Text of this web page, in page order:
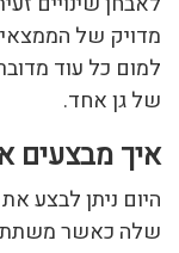
מדויק של
למום כל עוד
של גן אחד.
איך מבצעים
היום ניתן לבצע
שלה כאשר